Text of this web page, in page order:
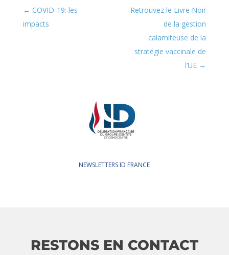
Retrouvez le Livre Noir
de la gestion
calamiteuse de la
stratégie vaccinale de
l’UE
COVID-19: les
impacts
NEWSLETTERS ID FRANCE
RESTONS EN CONTACT